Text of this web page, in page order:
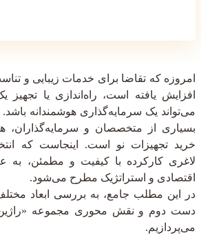
امروزه که تقاضا برای خدمات زیبایی و
افزایش یافته است، راه‌اندازی یا تجهیز
می‌تواند یک سرمایه‌گذاری هوشمندانه
بسیاری از متخصصان و سرمایه‌گذاران،
خرید تجهیزات نو است. اینجاست که
لاغری کارکرده با کیفیت و مطمئن، به
اقتصادی و استراتژیک مطرح می‌شود.
در این مطلب جامع، به بررسی ابعاد
دست دوم و نقش محوری مجموعه
می‌پردازیم.